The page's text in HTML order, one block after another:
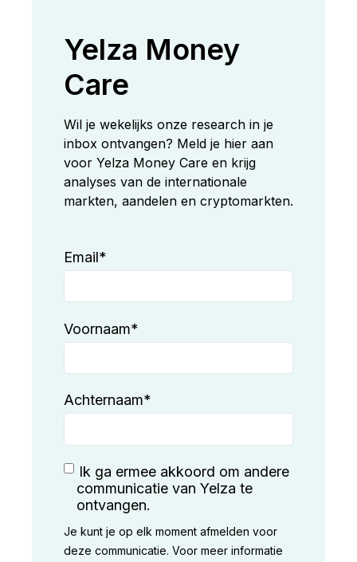
Yelza Money
Care
Wil je wekelijks onze research in je
inbox ontvangen? Meld je hier aan
voor Yelza Money Care en krijg
analyses van de internationale
markten, aandelen en cryptomarkten.
Email*
Voornaam*
Achternaam*
Ik ga ermee akkoord om andere
communicatie van Yelza te
ontvangen.
Je kunt je op elk moment afmelden voor
deze communicatie. Voor meer informatie